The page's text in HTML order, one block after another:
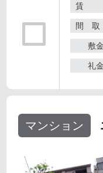
賃
間 取
敷金
礼金
マンション